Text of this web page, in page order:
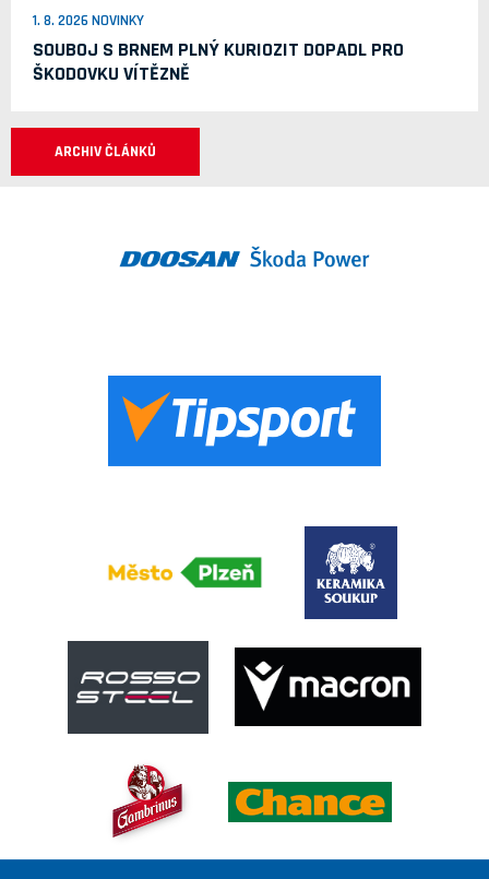
1. 8. 2026 NOVINKY
SOUBOJ S BRNEM PLNÝ KURIOZIT DOPADL PRO
ŠKODOVKU VÍTĚZNĚ
ARCHIV ČLÁNKŮ